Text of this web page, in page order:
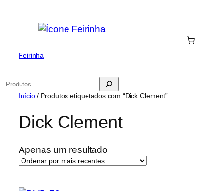
Feirinha
Pesquisar
Início/ Produtos etiquetados com “Dick Clement”
Dick Clement
Apenas um resultado